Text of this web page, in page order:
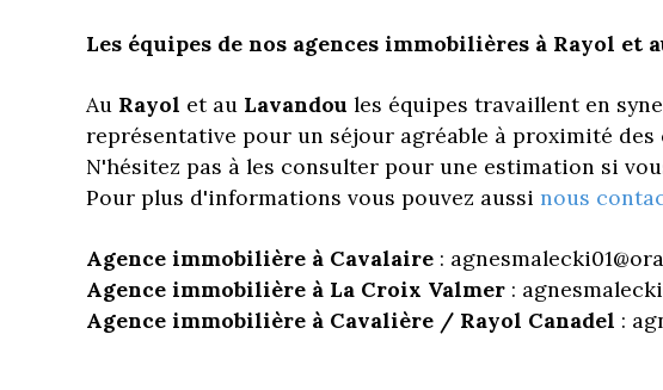
Les équipes de nos agences immobilières à Rayol et
Au Rayol et au Lavandou les équipes travaillent en
représentative pour un séjour agréable à proximité
N'hésitez pas à les consulter pour une estimation si
Pour plus d'informations vous pouvez aussi nous
Agence immobilière à Cavalaire :
Agence immobilière à La Croix Valmer :
Agence immobilière à Cavalière / Rayol Canadel :